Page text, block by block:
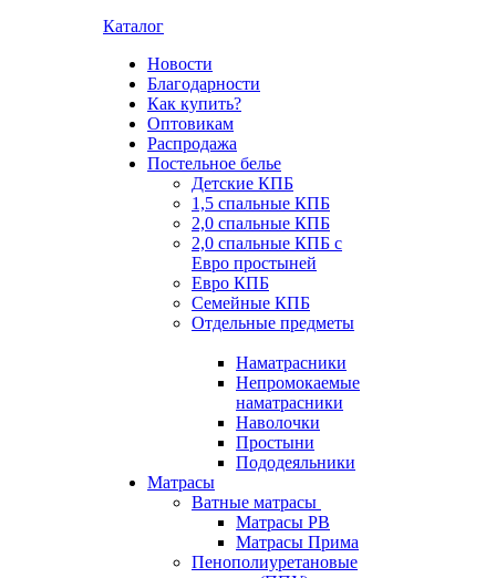
Каталог
Новости
Благодарности
Как купить?
Оптовикам
Распродажа
Постельное белье
Детские КПБ
1,5 спальные КПБ
2,0 спальные КПБ
2,0 спальные КПБ с
Евро простыней
Евро КПБ
Семейные КПБ
Отдельные предметы
Наматрасники
Непромокаемые
наматрасники
Наволочки
Простыни
Пододеяльники
Матрасы
Ватные матрасы
Матрасы РВ
Матрасы Прима
Пенополиуретановые